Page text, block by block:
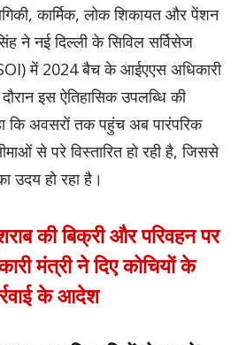
कार्मिक, लोक शिकायत और पेंशन
ने नई दिल्ली के सिविल सर्विसेज
में 2024 बैच के आईएएस अधिकारी
इस ऐतिहासिक उपलब्धि की
कि अवसरों तक पहुंच अब पारंपरिक
से परे विस्तारित हो रही है, जिससे
उदय हो रहा है।
की बिक्री और परिवहन पर
मंत्री ने दिए कोचियों के
के आदेश